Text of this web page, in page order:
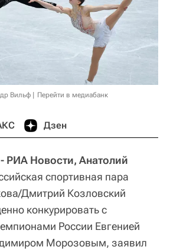
Вильф Перейти в медиабанк
Дзен
РИА Новости, Анатолий
спортивная пара
Дмитрий Козловский
конкурировать с
России Евгенией
Морозовым, заявил